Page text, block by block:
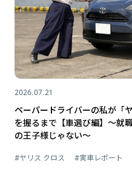
2026.07.21
ペーパードライバーの私が「
を握るまで【車選び編】～就
の王子様じゃない～
#ヤリス クロス #実車レポート